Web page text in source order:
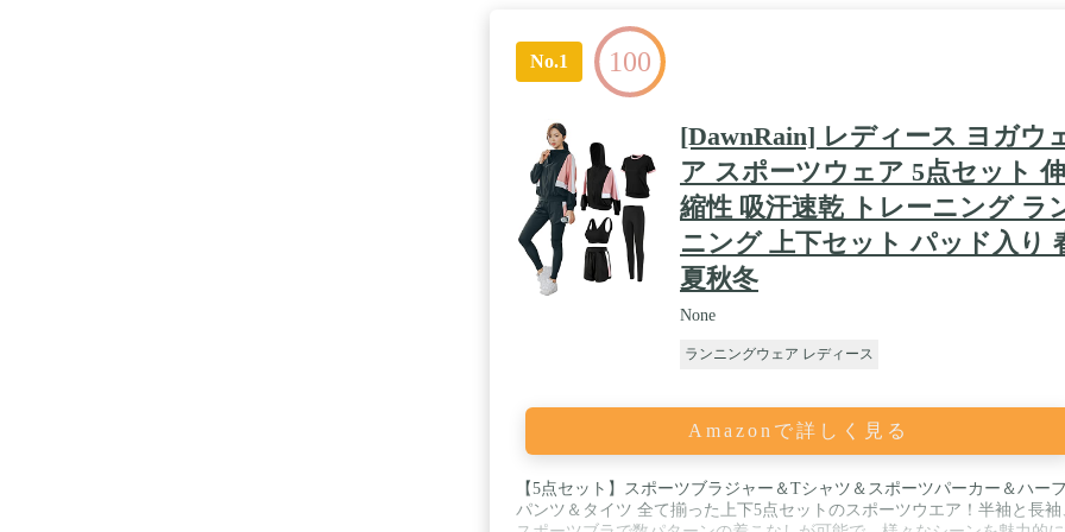
No.1 100
[DawnRain] レディース ヨガウ
ア スポーツウェア 5点セット 伸
縮性 吸汗速乾 トレーニング ラ
ニング 上下セット パッド入り
夏秋冬
None
ランニングウェア レディース
Amazonで詳しく見る
【5点セット】スポーツブラジャー＆Tシャツ＆スポーツパーカー＆ハーフ
パンツ＆タイツ 全て揃った上下5点セットのスポーツウエア！半袖と長袖